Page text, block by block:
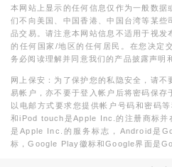
本网站上显示的任何信息仅作为一般数
们不向美国、中国香港、中国台湾等某
品交易。请注意本网站信息不适用于视
的任何国家/地区的任何居民。在您决定
务必阅读理解并同意我们的产品披露声明
网上保安：为了保护您的私隐安全，请不
易帐户，亦不要于登入帐户后将密码保存
以电邮方式要求您提供帐户号码和密码
和iPod touch是Apple Inc.的注册商标并
是Apple Inc.的服务标志，Android是
标，Google Play徽标和Google界面是